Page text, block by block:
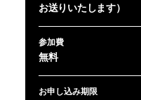
お送りいたします）
参加費
無料
お申し込み期限